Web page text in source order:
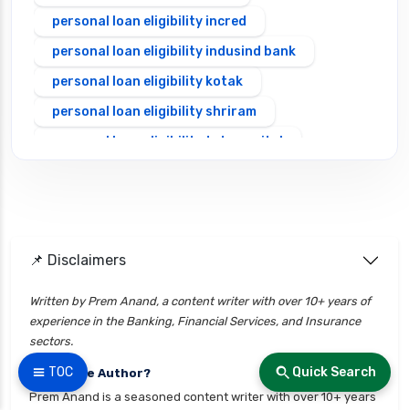
☰ TOC
personal loan eligibility incred
personal loan eligibility indusind bank
personal loan eligibility kotak
personal loan eligibility shriram
personal loan eligibility tata capital
personal loan for doctors
personal loan for it professionals
personal loan for marriage
personal loan for nri
📌 Disclaimers
Written by Prem Anand, a content writer with over 10+ years of
experience in the Banking, Financial Services, and Insurance
sectors.
Who is the Author?
Prem Anand is a seasoned content writer with over 10+ years
Quick Search